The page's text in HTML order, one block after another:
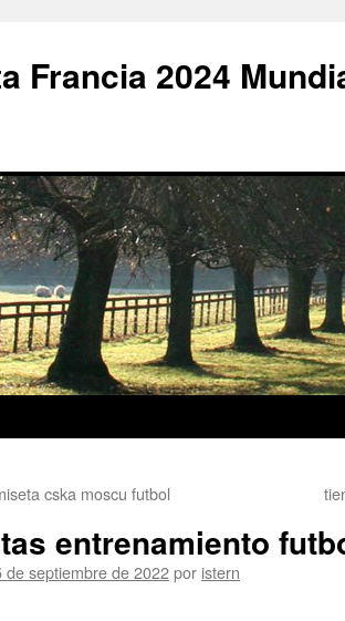
Francia 2024
cska moscu futbol
entrenamiento
de septiembre de 2022por istern